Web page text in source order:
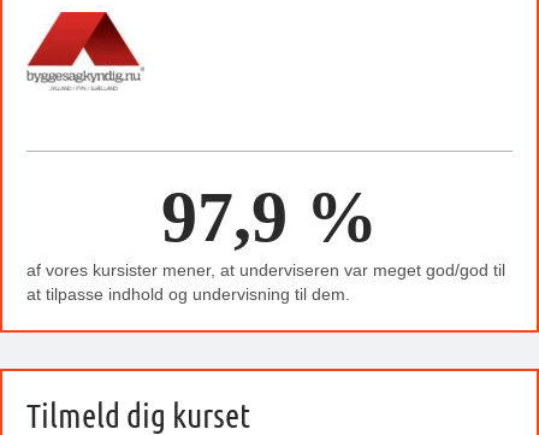
97,9 %
af vores kursister mener, at underviseren var meget god/god til
at tilpasse indhold og undervisning til dem.
Tilmeld dig kurset